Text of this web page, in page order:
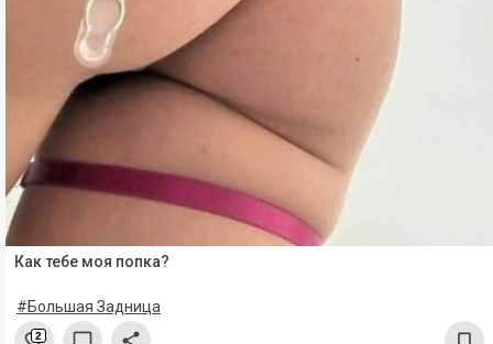
Как тебе моя попка?
#Большая Задница
2